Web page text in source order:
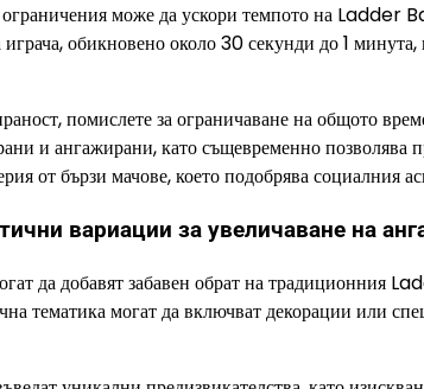
може да ускори темпото на Ladder
обикновено около 30 секунди до 1
помислете за ограничаване на общото
и ангажирани, като същевременно
от бързи мачове, което подобрява социалния
вариации за увеличаване на
да добавят забавен обрат на традиционния
тематика могат да включват декорации или